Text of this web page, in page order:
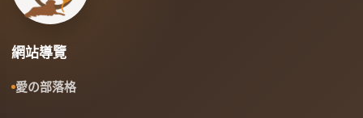
網站導覽
愛の部落格